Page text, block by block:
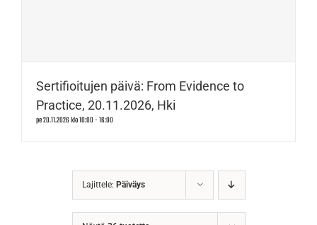
Sertifioitujen päivä: From Evidence to
Practice, 20.11.2026, Hki
pe 20.11.2026 klo 10:00-16:00
Lajittele: Päiväys